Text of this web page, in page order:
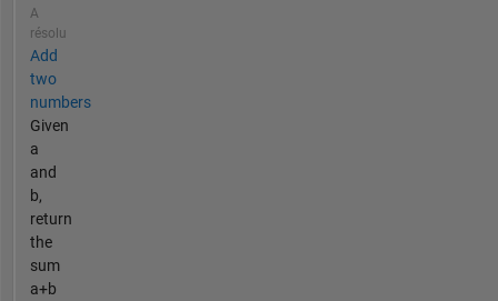
A
résolu
Add
two
numbers
Given
a
and
b,
return
the
sum
a+b